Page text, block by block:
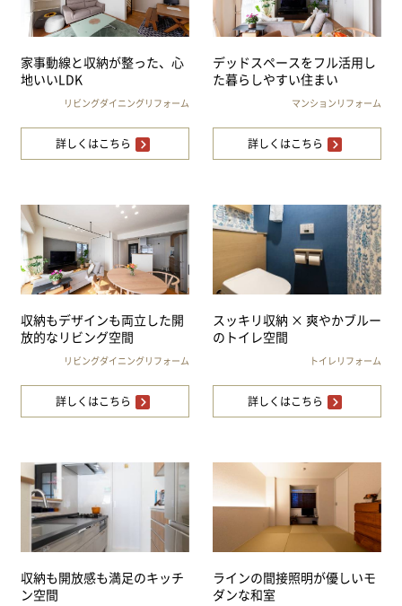
家事動線と収納が整った、心
地いいLDK
リビングダイニングリフォーム
詳しくはこちら
デッドスペースをフル活用し
た暮らしやすい住まい
マンションリフォーム
詳しくはこちら
収納もデザインも両立した開
放的なリビング空間
リビングダイニングリフォーム
詳しくはこちら
スッキリ収納 × 爽やかブルー
のトイレ空間
トイレリフォーム
詳しくはこちら
収納も開放感も満足のキッチ
ン空間
ラインの間接照明が優しいモ
ダンな和室